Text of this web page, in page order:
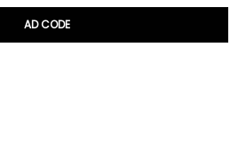
AD CODE